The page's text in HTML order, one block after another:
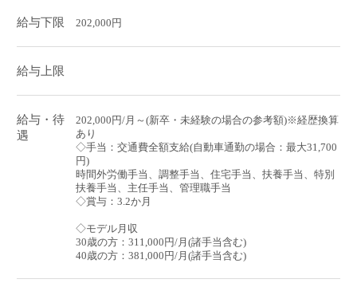
給与下限 202,000円
給与上限
給与・待
遇
202,000円/月～(新卒・未経験の場合の参考額)※経歴換算
あり
◇手当：交通費全額支給(自動車通勤の場合：最大31,700
円)
時間外労働手当、調整手当、住宅手当、扶養手当、特別
扶養手当、主任手当、管理職手当
◇賞与：3.2か月
◇モデル月収
30歳の方：311,000円/月(諸手当含む)
40歳の方：381,000円/月(諸手当含む)